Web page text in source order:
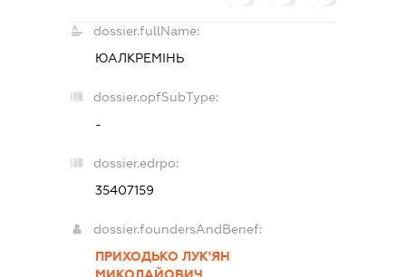
dossier.fullName:
ЮАЛКРЕМІНЬ
dossier.opfSubType:
-
dossier.edrpo:
35407159
dossier.foundersAndBenef:
ПРИХОДЬКО ЛУК'ЯН